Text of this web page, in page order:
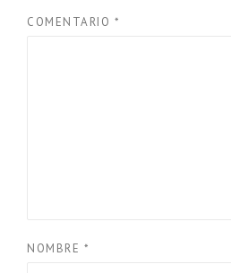
COMENTARIO *
NOMBRE *